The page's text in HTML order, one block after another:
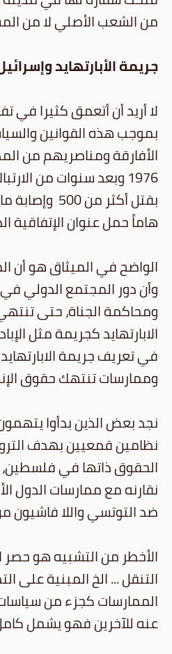
من الشعب الأصلي لا من
جريمة الأبارتهايد
لا أريد أن أتعمق كثيرا في
بموجب هذه القوانين
الأفارقة ومناصريهم من
1976 وبعد سنوات من
هاماً حمل عنوان الإتفاقية
الواضح في الميثاق هو أن
وأن دور المجتمع الدولي في
الابارتهايد كجريمة مثل
في تعريف جريمة
وممارسات تنتهك حقوق
نجد بعض الذين بدأوا
نظامين قمعيين بهدف
الحقوق ذاتها في فلسطين،
نقارنه مع ممارسات الدول
ضد التوتسي واللا فاشيون
الأخطر من التشبيه هو حصر
التنقل ... الخ المبنية على
الممارسات كجزء من سياسات
عنه للآخرين فهو يشمل